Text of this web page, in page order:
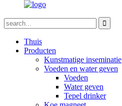
Thuis
Producten
Kunstmatige inseminatie
Voeden en water geven
Voeden
Water geven
Tepel drinker